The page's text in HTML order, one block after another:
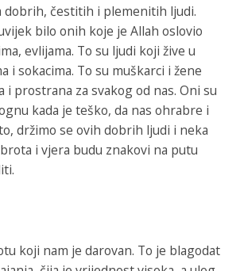
dobrih, čestitih i plemenitih ljudi.
bilo onih koje je Allah oslovio
evlijama. To su ljudi koji žive u
i sokacima. To su muškarci i žene
i prostrana za svakog od nas. Oni su
kada je teško, da nas ohrabre i
držimo se ovih dobrih ljudi i neka
i vjera budu znakovi na putu
koji nam je darovan. To je blagodat